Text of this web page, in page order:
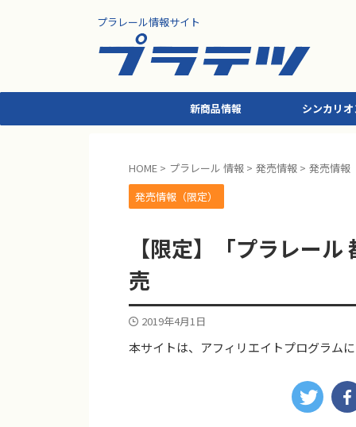
プラレール情報サイト
新商品情報 シンカリ
HOME > プラレール 情報 > 発売情報 > 発売情報
発売情報（限定）
【限定】「プラレー
売
2019年4月1日
本サイトは、アフィリエイトプログラム